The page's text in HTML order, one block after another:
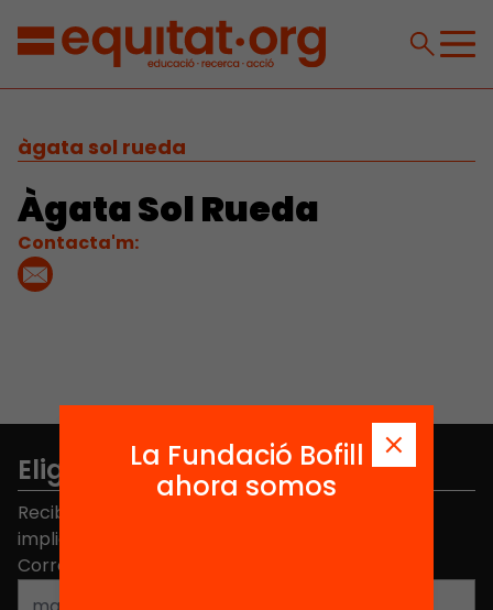
àgata sol rueda
Àgata Sol Rueda
Contacta'm:
Elige equidad
Recibe contenidos, iniciativas y proyectos para
implicarte.
Correo electrónico
La Fundació Bofill
ahora somos